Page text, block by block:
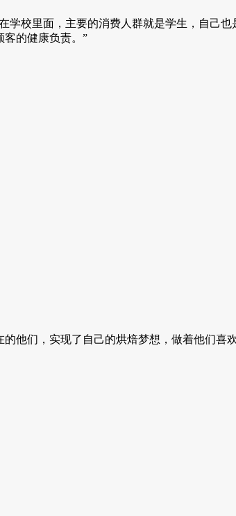
校里面，主要的消费人群就是学生，自己也
客的健康负责。”
们，实现了自己的烘焙梦想，做着他们喜